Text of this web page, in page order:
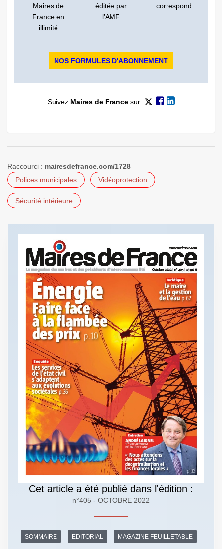
Maires de
France en
illimité
éditée par
l’AMF
correspond
NOS FORMULES D'ABONNEMENT
Suivez Maires de Francesur
Raccourci : mairesdefrance.com/1728
Polices municipales
Vidéoprotection
Sécurité intérieure
Cet article a été publié dans l'édition :
n°405 - OCTOBRE 2022
SOMMAIRE EDITORIAL MAGAZINE FEUILLETABLE